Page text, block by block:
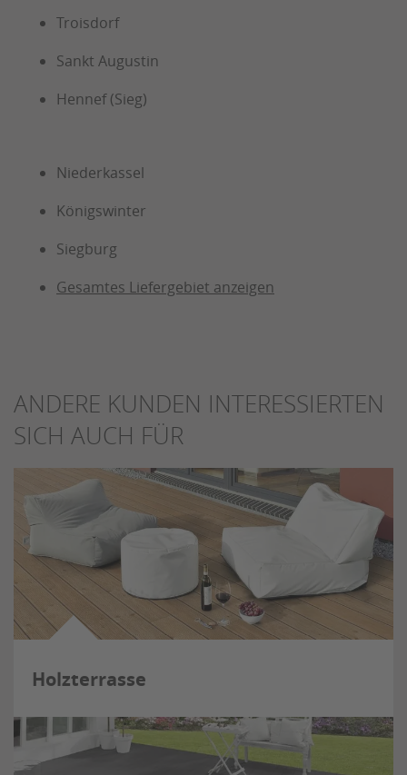
Troisdorf
Sankt Augustin
Hennef (Sieg)
Niederkassel
Königswinter
Siegburg
Gesamtes Liefergebiet anzeigen
ANDERE KUNDEN INTERESSIERTEN
SICH AUCH FÜR
Holzterrasse